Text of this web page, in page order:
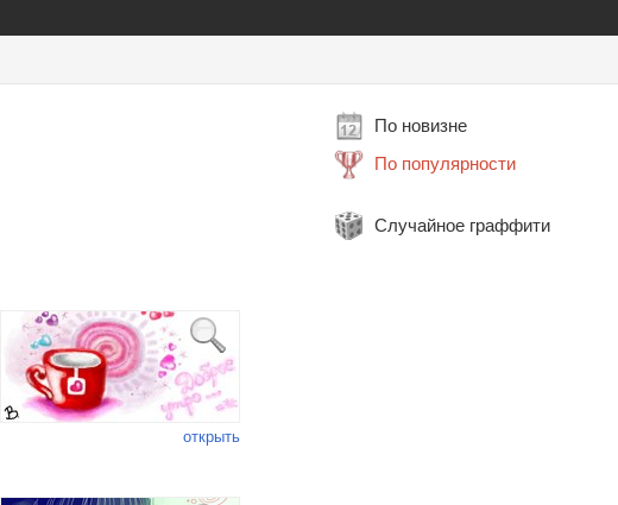
открыть
По новизне
По популярности
Случайное граффити